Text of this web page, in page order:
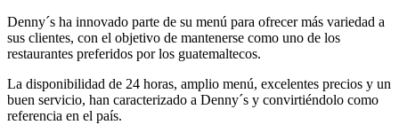
Denny´s ha innovado parte de su menú para ofrecer más variedad a
sus clientes, con el objetivo de mantenerse como uno de los
restaurantes preferidos por los guatemaltecos.
La disponibilidad de 24 horas, amplio menú, excelentes precios y un
buen servicio, han caracterizado a Denny´s y convirtiéndolo como
referencia en el país.